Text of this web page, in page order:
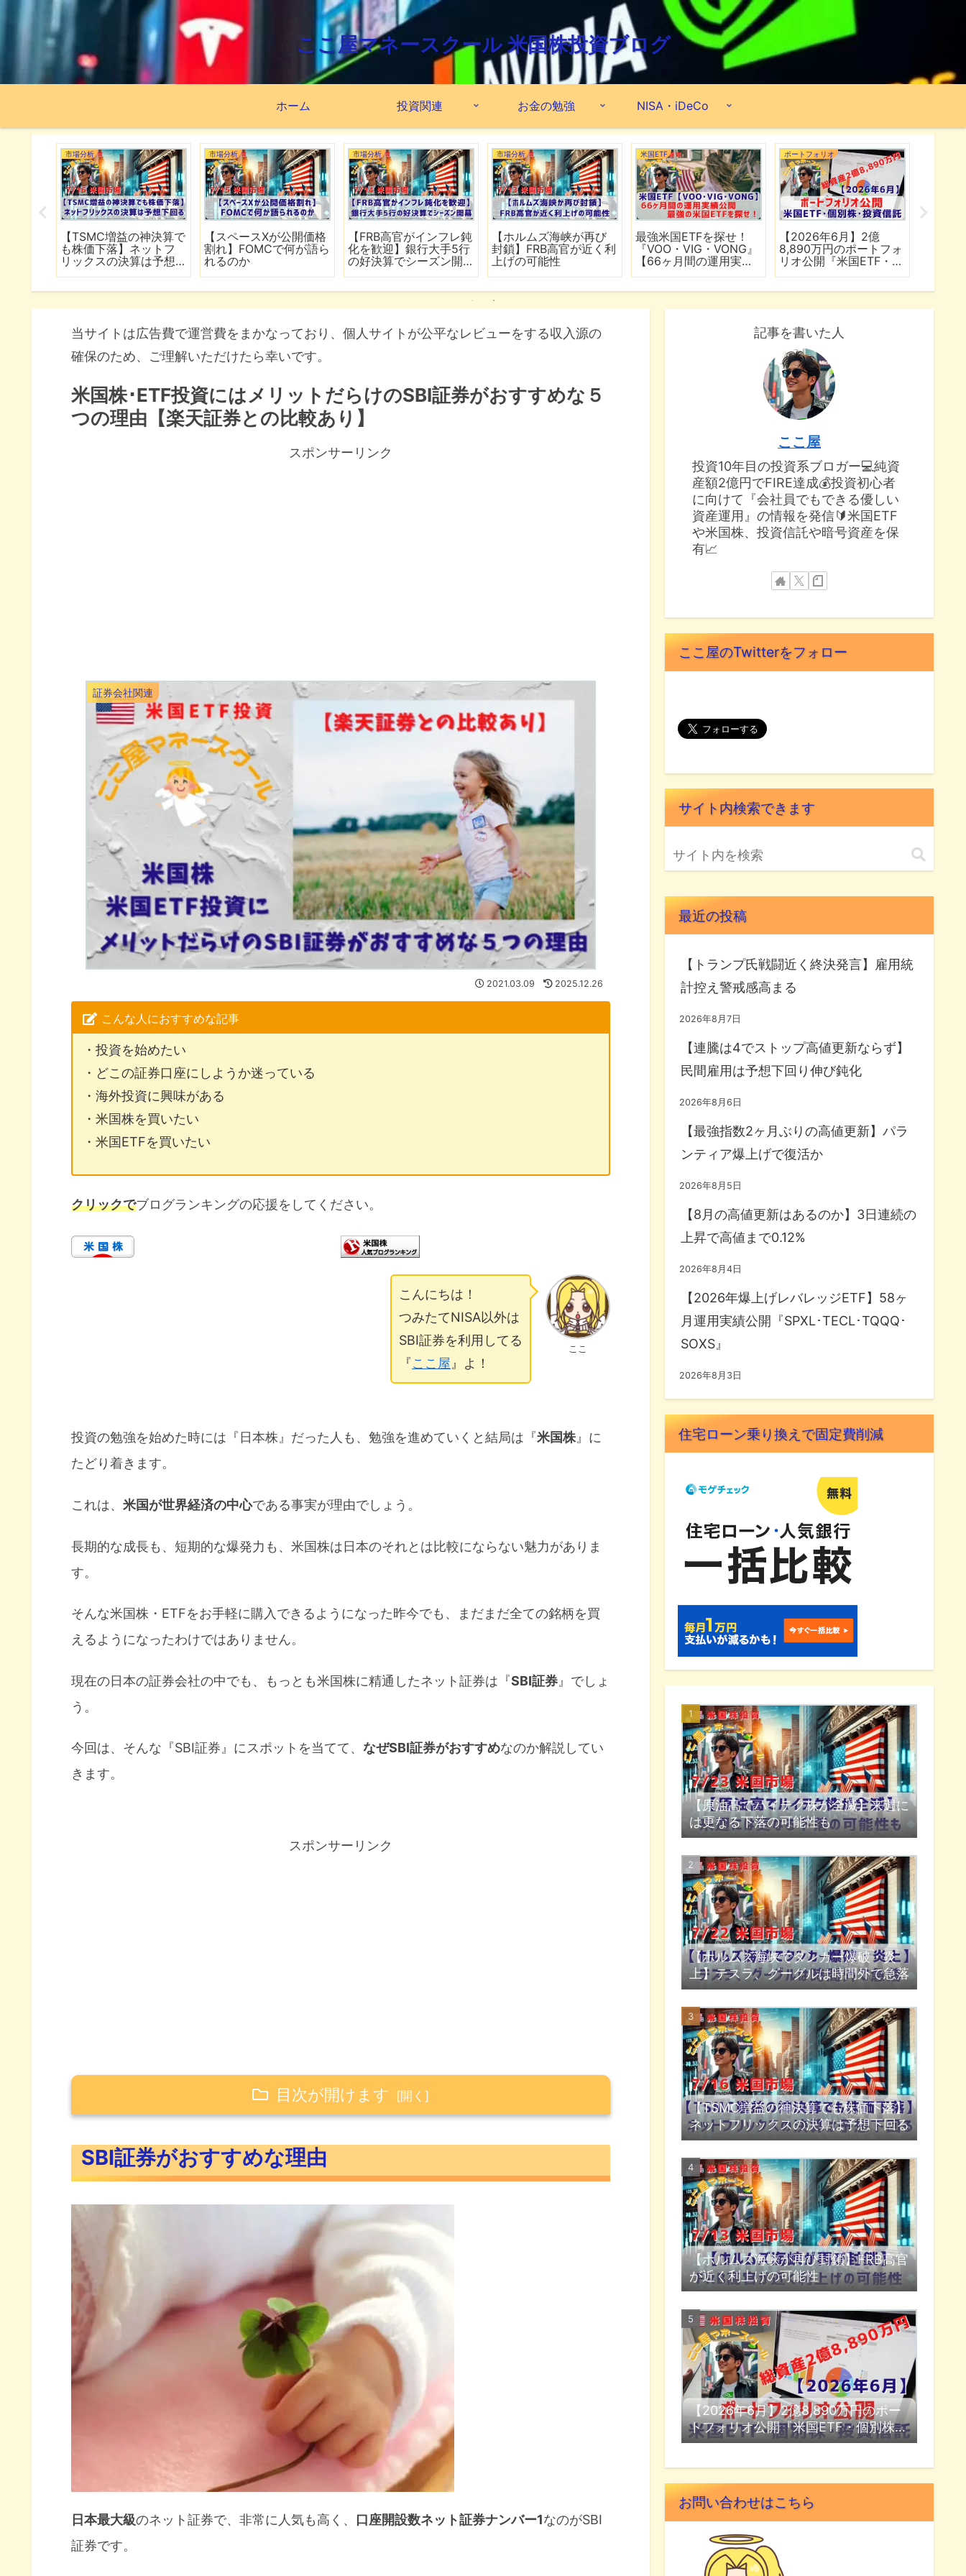
ここ屋マネースクール 米国株投資ブログ
ホーム 投資関連 お金の勉強 NISA・iDeCo
市場分析
【TSMC増益の神決算で
も株価下落】ネットフ
リックスの決算は予想
市場分析
【スペースXが公開価格
割れ】FOMCで何が語ら
れるのか
市場分析
【FRB高官がインフレ鈍
化を歓迎】銀行大手5行
の好決算でシーズン開
市場分析
【ホルムズ海峡が再び
封鎖】FRB高官が近く利
上げの可能性
米国ETF
最強米国ETFを探せ！
『VOO・VIG・VONG』
【66ヶ月間の運用実績
ポートフォリオ
【2026年6月】2億
8,890万円のポートフォ
リオ公開『米国ETF・個
当サイトは広告費で運営費をまかなっており、個人サイトが公平なレビューをする収入源の
確保のため、ご理解いただけたら幸いです。
米国株･ETF投資にはメリットだらけのSBI証券がおすすめな５
つの理由【楽天証券との比較あり】
スポンサーリンク
証券会社関連
2021.03.09 2025.12.26
こんな人におすすめな記事
・投資を始めたい
・どこの証券口座にしようか迷っている
・海外投資に興味がある
・米国株を買いたい
・米国ETFを買いたい
クリックでブログランキングの応援をしてください。
ここ
こんにちは！
つみたてNISA以外は
SBI証券を利用してる
『ここ屋 』よ！
投資の勉強を始めた時には『日本株』だった人も、勉強を進めていくと結局は『米国株』に
たどり着きます。
これは、 米国が世界経済の中心である事実が理由でしょう。
長期的な成長も、短期的な爆発力も、米国株は日本のそれとは比較にならない魅力がありま
す。
そんな米国株・ETFをお手軽に購入できるようになった昨今でも、まだまだ全ての銘柄を買
えるようになったわけではありません。
現在の日本の証券会社の中でも、もっとも米国株に精通したネット証券は『SBI証券 』でしょ
う。
今回は、そんな『SBI証券』にスポットを当てて、 なぜSBI証券がおすすめなのか解説してい
きます。
スポンサーリンク
目次が開けます
SBI証券は米国株・ETF取扱銘柄数が多い
住信SBIネット銀行を使用するとドル転手数料が安い
SBI証券は米国ETF定期買付ができる
ジュニアNISAでも米国ETFが購入できる
SBI証券その他のメリット
SBI証券はIPOに強い
SBI証券ではTポイントを投資できる
Yahooファイナンスとの連携サービスを開始
米国以外の外国株の種類も多い
NISA・つみたてNISA・iDeCoが充実している
単元未満株の取引ができる
株以外の商品の取り扱いも充実
SBI証券がおすすめな理由
日本最大級のネット証券で、非常に人気も高く、 口座開設数ネット証券ナンバー1なのがSBI
証券です。
記事を書いた人
ここ屋
投資10年目の投資系ブロガー💻純資
産額2億円でFIRE達成💰投資初心者
に向けて『会社員でもできる優しい
資産運用』の情報を発信🔰米国ETF
や米国株、投資信託や暗号資産を保
有📈
ここ屋のTwitterをフォロー
サイト内検索できます
最近の投稿
【トランプ氏戦闘近く終決発言】雇用統
計控え警戒感高まる
2026年8月7日
【連騰は4でストップ高値更新ならず】
民間雇用は予想下回り伸び鈍化
2026年8月6日
【最強指数2ヶ月ぶりの高値更新】パラ
ンティア爆上げで復活か
2026年8月5日
【8月の高値更新はあるのか】3日連続の
上昇で高値まで0.12%
2026年8月4日
【2026年爆上げレバレッジETF】58ヶ
月運用実績公開『SPXL･TECL･TQQQ･
SOXS』
2026年8月3日
住宅ローン乗り換えで固定費削減
【原油高でハイテク株が全滅】来週に
は更なる下落の可能性も
【ホルムズ海峡でタンカー爆破・炎
上】テスラ、グーグルは時間外で急落
【TSMC増益の神決算でも株価下落】
ネットフリックスの決算は予想下回る
【ホルムズ海峡が再び封鎖】FRB高官
が近く利上げの可能性
【2026年6月】2億8,890万円のポー
トフォリオ公開『米国ETF・個別株・
投資信託』
お問い合わせはこちら